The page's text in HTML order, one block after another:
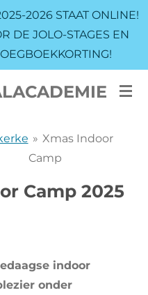
2026 STAAT ONLINE!
DE JOLO-STAGES EN
» Xmas Indoor
Camp
Camp 2025
indoor
onder